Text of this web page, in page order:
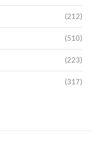
(212)
(510)
(223)
(317)